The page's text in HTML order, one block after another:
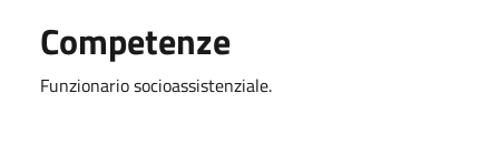
Competenze
Funzionario socioassistenziale.